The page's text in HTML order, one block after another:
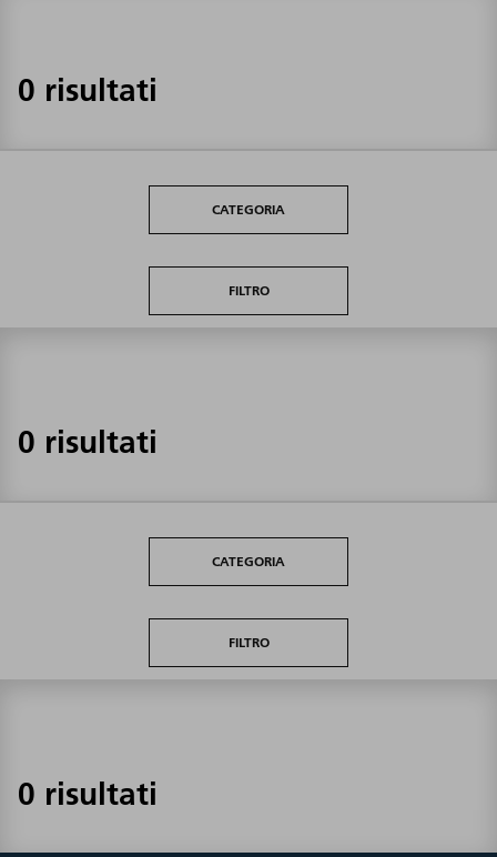
0 risultati
CATEGORIA
FILTRO
0 risultati
CATEGORIA
FILTRO
0 risultati